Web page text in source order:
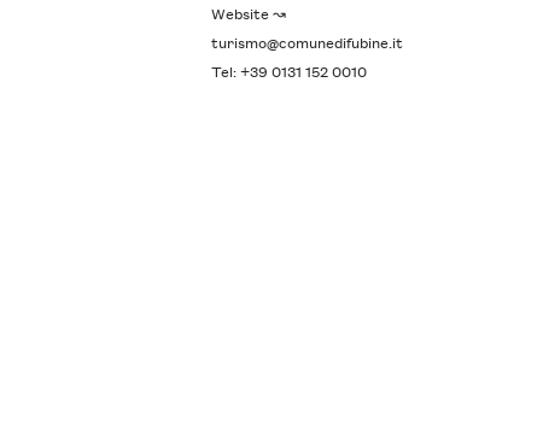
Website ↝
turismo@comunedifubine.it
Tel: +39 0131 152 0010